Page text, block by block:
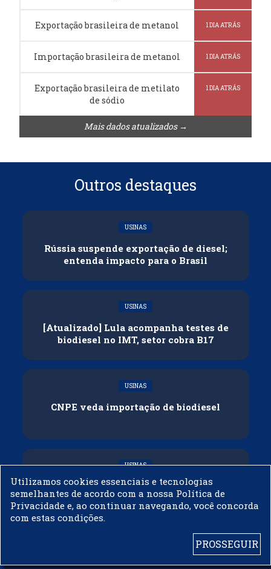
Exportação brasileira de metanol 1 DIA ATRÁS
Importação brasileira de metanol 1 DIA ATRÁS
Exportação brasileira de metilato
de sódio
1 DIA ATRÁS
Mais dados atualizados →
Outros destaques
USINAS
Rússia suspende exportação de diesel;
entenda impacto para o Brasil
USINAS
[Atualizado] Lula acompanha testes de
biodiesel no IMT, setor cobra B17
USINAS
CNPE veda importação de biodiesel
USINAS
Acelen Renováveis assina acordo com
Bunge para óleo de soja em projeto na
Bahia
Utilizamos cookies essenciais e tecnologias
semelhantes de acordo com a nossa Política de
Privacidade e, ao continuar navegando, você concorda
com estas condições.
PROSSEGUIR